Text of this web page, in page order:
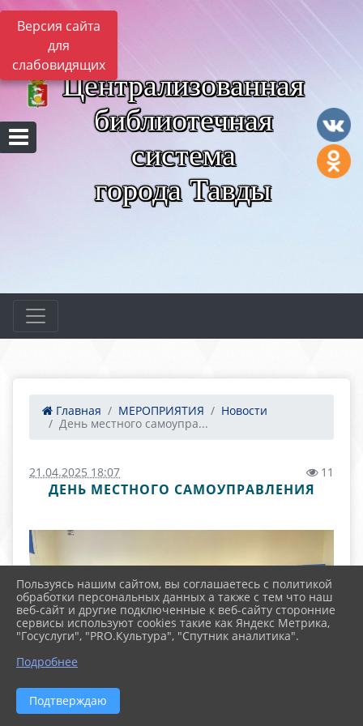
Версия сайта
для
слабовидящих
Централизованная
библиотечная
система
города Тавды
Главная МЕРОПРИЯТИЯ
Новости
День местного самоупра...
21.04.2025 18:07 11
ДЕНЬ МЕСТНОГО САМОУПРАВЛЕНИЯ
Пользуясь нашим сайтом, вы соглашаетесь с политикой
обработки персональных данных а также с тем что наш
веб-сайт и другие подключенные к веб-сайту сторонние
сервисы используют cookies такие как Яндекс Метрика,
"Госуслуги", "PRO.Культура", "Спутник аналитика".
Подробнее
Подтверждаю